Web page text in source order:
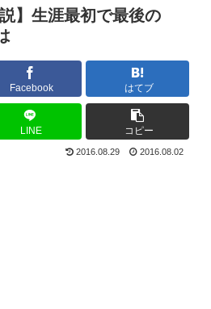
】生涯最初で最後の
Facebook はてブ
LINE コピー
2016.08.29 2016.08.02